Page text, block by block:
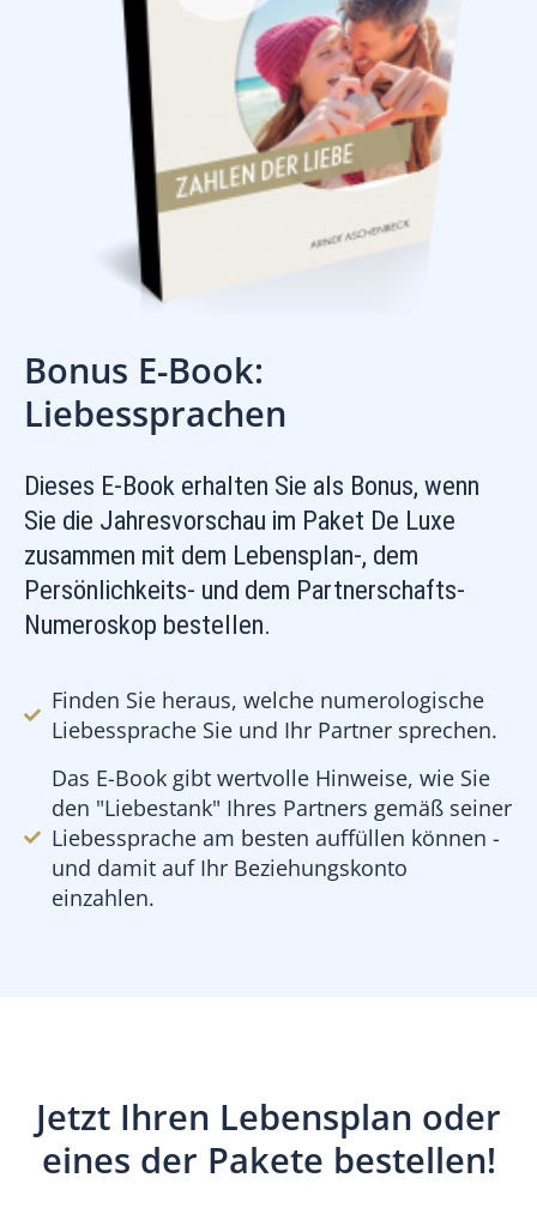
Bonus E-Book:
Liebessprachen
Dieses E-Book erhalten Sie als Bonus, wenn
Sie die Jahresvorschau im Paket De Luxe
zusammen mit dem Lebensplan-, dem
Persönlichkeits- und dem Partnerschafts-
Numeroskop bestellen.
Finden Sie heraus, welche numerologische
Liebessprache Sie und Ihr Partner sprechen.
Das E-Book gibt wertvolle Hinweise, wie Sie
den "Liebestank" Ihres Partners gemäß seiner
Liebessprache am besten auffüllen können -
und damit auf Ihr Beziehungskonto
einzahlen.
Jetzt Ihren Lebensplan oder
eines der Pakete bestellen!